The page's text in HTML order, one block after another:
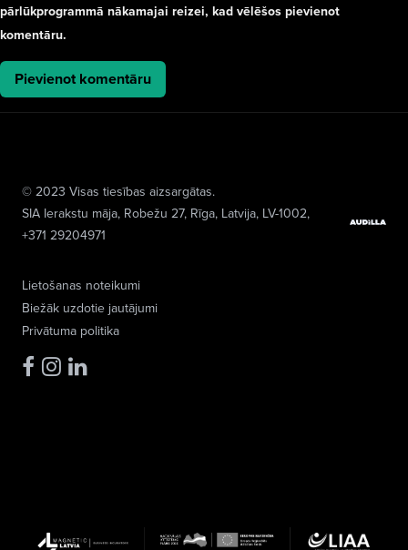
pārlūkprogrammā nākamajai reizei, kad vēlēšos pievienot
komentāru.
Lietošanas noteikumi
Biežāk uzdotie jautājumi
Privātuma politika
© 2023 Visas tiesības aizsargātas.
SIA Ierakstu māja, Robežu 27, Rīga, Latvija, LV-1002,
+371 29204971